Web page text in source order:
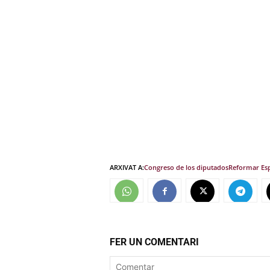
ARXIVAT A:Congreso de los diputadosReformar
FER UN COMENTARI